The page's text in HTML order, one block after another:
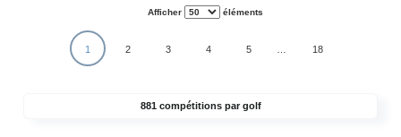
Afficher éléments
1 2 3 4 5 18
881 compétitions par golf